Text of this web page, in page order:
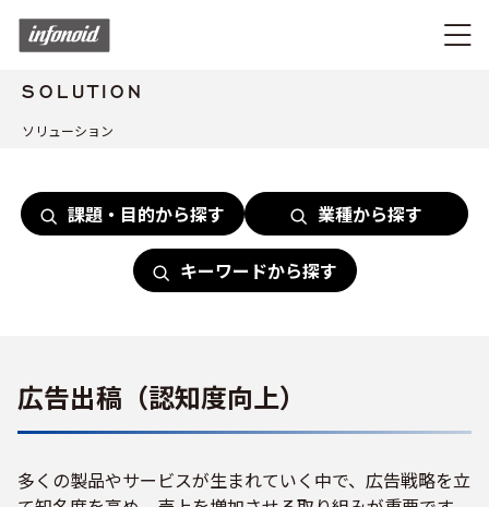
SOLUTION
ソリューション
課題・目的から探す 業種から探す
キーワードから探す
広告出稿（認知度向上）
多くの製品やサービスが生まれていく中で、広告戦略を立